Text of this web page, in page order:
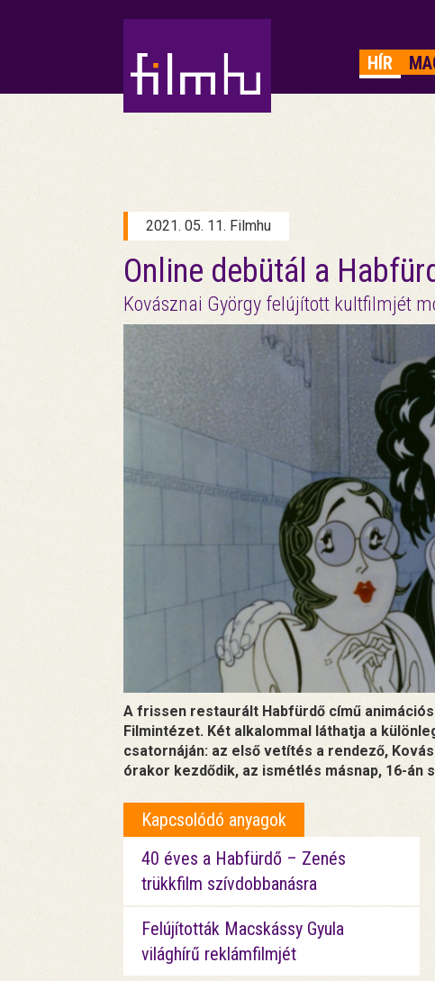
HÍR
2021. 05. 11. Filmhu
Online debütál a
Kovásznai György felújított kultfilmjét
A frissen restaurált Habfürdő című
Filmintézet. Két alkalommal láthatja a
csatornáján: az első vetítés a rendező,
órakor kezdődik, az ismétlés másnap, 16-án
Kapcsolódó anyagok
40 éves a Habfürdő – Zenés
trükkfilm szívdobbanásra
Felújították Macskássy Gyula
világhírű reklámfilmjét